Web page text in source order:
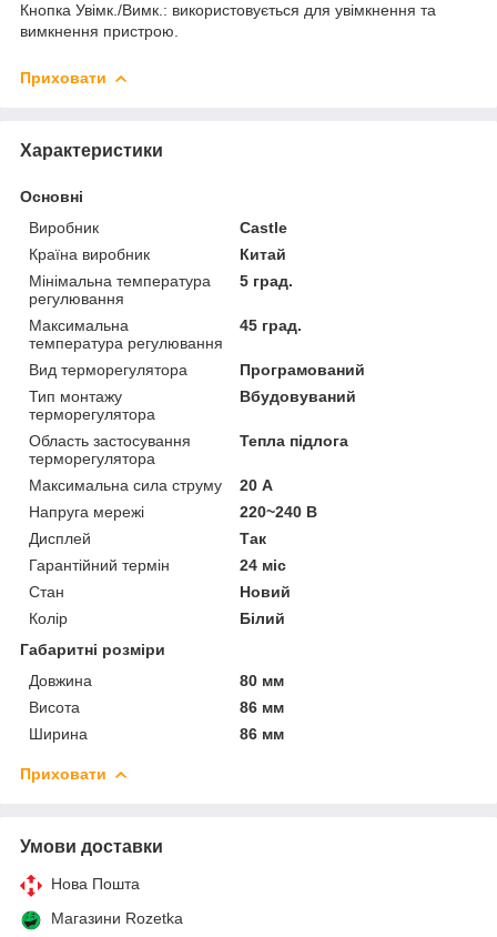
Кнопка Увімк./Вимк.: використовується для увімкнення та
вимкнення пристрою.
Приховати
Характеристики
Основні
Виробник
Castle
Країна виробник
Китай
Мінімальна температура
регулювання
5 град.
Максимальна
температура регулювання
45 град.
Вид терморегулятора
Програмований
Тип монтажу
терморегулятора
Вбудовуваний
Область застосування
терморегулятора
Тепла підлога
Максимальна сила струму
20 А
Напруга мережі
220~240 В
Дисплей
Так
Гарантійний термін
24 міс
Стан
Новий
Колір
Білий
Габаритні розміри
Довжина
80 мм
Висота
86 мм
Ширина
86 мм
Приховати
Умови доставки
Нова Пошта
Магазини Rozetka